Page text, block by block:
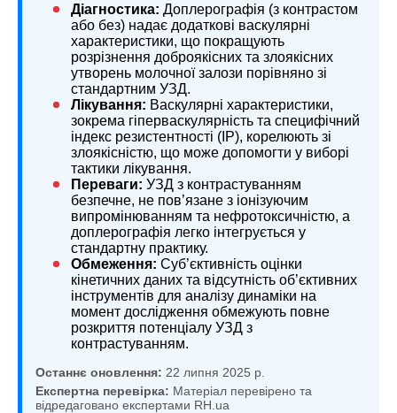
Діагностика: Доплерографія (з контрастом
або без) надає додаткові васкулярні
характеристики, що покращують
розрізнення доброякісних та злоякісних
утворень молочної залози порівняно зі
стандартним УЗД.
Лікування: Васкулярні характеристики,
зокрема гіперваскулярність та специфічний
індекс резистентності (ІР), корелюють зі
злоякісністю, що може допомогти у виборі
тактики лікування.
Переваги: УЗД з контрастуванням
безпечне, не пов’язане з іонізуючим
випромінюванням та нефротоксичністю, а
доплерографія легко інтегрується у
стандартну практику.
Обмеження: Суб’єктивність оцінки
кінетичних даних та відсутність об’єктивних
інструментів для аналізу динаміки на
момент дослідження обмежують повне
розкриття потенціалу УЗД з
контрастуванням.
Останнє оновлення: 22 липня 2025 р.
Експертна перевірка: Матеріал перевірено та
відредаговано експертами RH.ua